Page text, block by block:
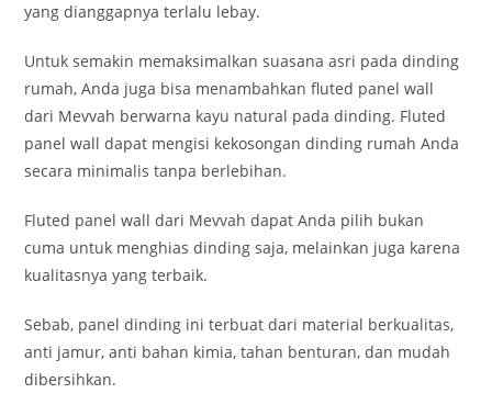
yang dianggapnya terlalu lebay.
Untuk semakin memaksimalkan suasana asri pada dinding
rumah, Anda juga bisa menambahkan fluted panel wall
dari Mevvah berwarna kayu natural pada dinding. Fluted
panel wall dapat mengisi kekosongan dinding rumah Anda
secara minimalis tanpa berlebihan.
Fluted panel wall dari Mevvah dapat Anda pilih bukan
cuma untuk menghias dinding saja, melainkan juga karena
kualitasnya yang terbaik.
Sebab, panel dinding ini terbuat dari material berkualitas,
anti jamur, anti bahan kimia, tahan benturan, dan mudah
dibersihkan.